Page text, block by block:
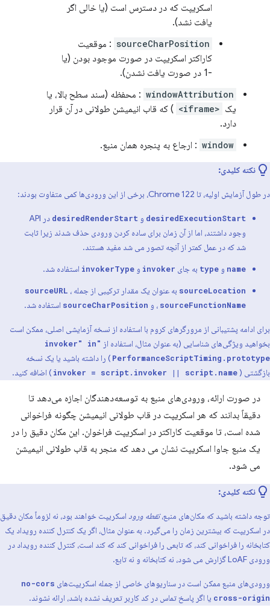
اسکریپت که در دسترس است (یا خالی اگر
یافت نشد).
sourceCharPosition : موقعیت
کاراکتر اسکریپت در صورت موجود بودن (یا
-1 در صورت یافت نشدن).
windowAttribution : محفظه (سند سطح بالا، یا
یک <iframe>
) که قاب انیمیشن طولانی در آن قرار
دارد.
window : ارجاع به پنجره همان منبع.
نکته کلیدی:
در طول آزمایش اولیه، تا Chrome 122، برخی از این ورودی‌ها کمی متفاوت بودند:
desiredExecutionStart و desiredRenderStart
در API
وجود داشتند، اما از آن زمان برای ساده کردن ورودی حذف شدند زیرا ثابت
شد که در عمل کمتر از آنچه تصور می شد مفید هستند.
name و type به جای invoker و invokerType استفاده شد.
sourceLocation به عنوان یک مقدار ترکیبی از جمله sourceURL ،
sourceFunctionName ، و sourceCharPosition استفاده شد.
برای ادامه پشتیبانی از مرورگرهای کروم با استفاده از نسخه آزمایشی اصلی، ممکن است
بخواهید ویژگی‌های شناسایی (به عنوان مثال، استفاده از
"invoker" in
PerformanceScriptTiming.prototype ) را داشته باشید یا یک نسخه
بازگشتی ( invoker = script.invoker || script.name ) اضافه کنید.
در صورت ارائه، ورودی‌های منبع به توسعه‌دهندگان اجازه می‌دهد تا
دقیقاً بدانند که هر اسکریپت در قاب طولانی انیمیشن چگونه فراخوانی
شده است، تا موقعیت کاراکتر در اسکریپت فراخوان. این مکان دقیق را در
یک منبع جاوا اسکریپت نشان می دهد که منجر به قاب طولانی انیمیشن
می شود.
نکته کلیدی:
توجه داشته باشید که مکان‌های منبع،نقطه ورود اسکریپت خواهند بود، نه لزوماً مکان دقیق
در اسکریپت که بیشترین زمان را می‌گیرد. به عنوان مثال، اگر یک کنترل کننده رویداد یک
کتابخانه را فراخوانی کند، که تابعی را فراخوانی کند که کند است، کنترل کننده رویداد در
ورودی LoAF گزارش می شود، نه کتابخانه و نه تابع.
ورودی‌های منبع ممکن است در سناریوهای خاصی از جمله اسکریپت‌های no-cors
cross-origin یا اگر پاسخ تماس در کد کاربر تعریف نشده باشد، ارائه نشوند.